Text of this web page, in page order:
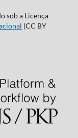
sob a Licença
(CC BY